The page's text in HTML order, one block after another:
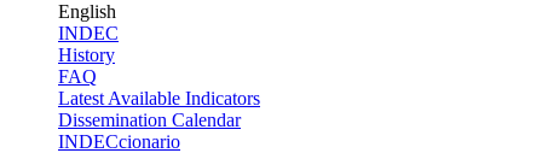
English
INDEC
History
FAQ
Latest Available Indicators
Dissemination Calendar
INDECcionario